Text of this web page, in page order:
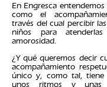
En Engresca
como el
través del cual percibir
niños para
amorosidad.
¿Y qué queremos decir
acompañamiento
único y, como tal, tiene
unos ritmos y unas